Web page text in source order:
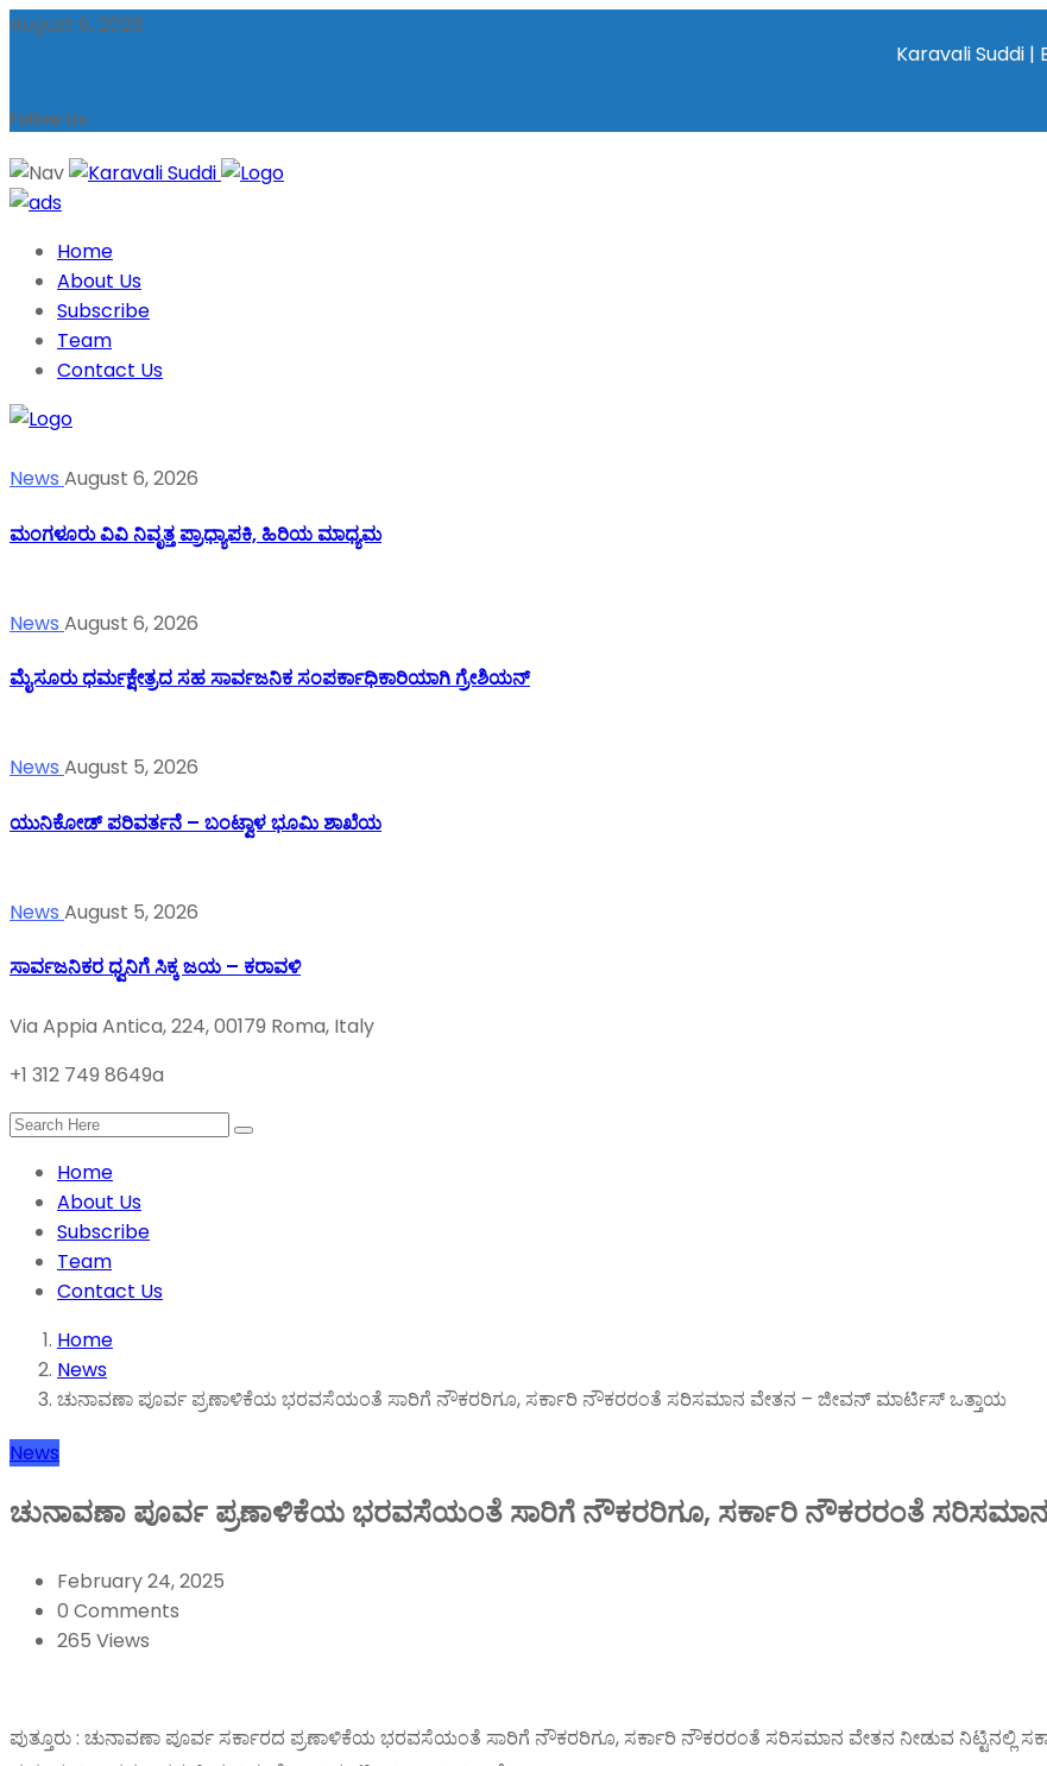
August 6, 2026
Karavali Suddi |
Follow Us
Home
About Us
Subscribe
Team
Contact Us
News August 6, 2026
ಮಂಗಳೂರು ವಿವಿ ನಿವೃತ್ತ ಪ್ರಾಧ್ಯಾಪಕಿ, ಹಿರಿಯ ಮಾಧ್ಯಮ
News August 6, 2026
ಮೈಸೂರು ಧರ್ಮಕ್ಷೇತ್ರದ ಸಹ ಸಾರ್ವಜನಿಕ ಸಂಪರ್ಕಾಧಿಕಾರಿಯಾಗಿ ಗ್ರೇಶಿಯನ್
News August 5, 2026
ಯುನಿಕೋಡ್ ಪರಿವರ್ತನೆ – ಬಂಟ್ವಾಳ ಭೂಮಿ ಶಾಖೆಯ
News August 5, 2026
ಸಾರ್ವಜನಿಕರ ಧ್ವನಿಗೆ ಸಿಕ್ಕ ಜಯ – ಕರಾವಳಿ
Via Appia Antica, 224, 00179 Roma, Italy
+1 312 749 8649a
Home
About Us
Subscribe
Team
Contact Us
Home
News
ಚುನಾವಣಾ ಪೂರ್ವ ಪ್ರಣಾಳಿಕೆಯ ಭರವಸೆಯಂತೆ ಸಾರಿಗೆ ನೌಕರರಿಗೂ, ಸರ್ಕಾರಿ ನೌಕರರಂತೆ ಸರಿಸಮಾನ ವೇತನ – ಜೀವನ್ ಮಾರ್ಟಿಸ್ ಒತ್ತಾಯ
News
ಚುನಾವಣಾ ಪೂರ್ವ ಪ್ರಣಾಳಿಕೆಯ ಭರವಸೆಯಂತೆ ಸಾರಿಗೆ ನೌಕರರಿಗೂ, ಸರ್ಕಾರಿ ನೌಕರರಂತೆ
February 24, 2025
0 Comments
265 Views
ಪುತ್ತೂರು : ಚುನಾವಣಾ ಪೂರ್ವ ಸರ್ಕಾರದ ಪ್ರಣಾಳಿಕೆಯ ಭರವಸೆಯಂತೆ ಸಾರಿಗೆ ನೌಕರರಿಗೂ, ಸರ್ಕಾರಿ ನೌಕರರಂತೆ ಸರಿಸಮಾನ ವೇತನ ನೀಡುವ ನಿಟ್ಟಿನಲ್ಲಿ